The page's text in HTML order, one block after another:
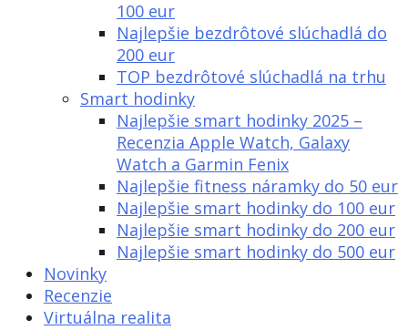
100 eur
Najlepšie bezdrôtové slúchadlá do
200 eur
TOP bezdrôtové slúchadlá na trhu
Smart hodinky
Najlepšie smart hodinky 2025 –
Recenzia Apple Watch, Galaxy
Watch a Garmin Fenix
Najlepšie fitness náramky do 50 eur
Najlepšie smart hodinky do 100 eur
Najlepšie smart hodinky do 200 eur
Najlepšie smart hodinky do 500 eur
Novinky
Recenzie
Virtuálna realita